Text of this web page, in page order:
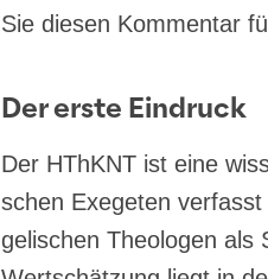
Sie die­sen Kom­men­tar
Der erste Eindruck
Der HTh­KNT ist eine
schen Exege­ten
ge­li­schen Theo­lo­gen als